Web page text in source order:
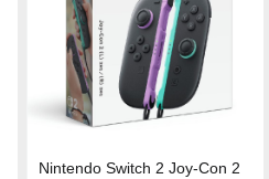
Nintendo Switch 2 Joy-Con 2